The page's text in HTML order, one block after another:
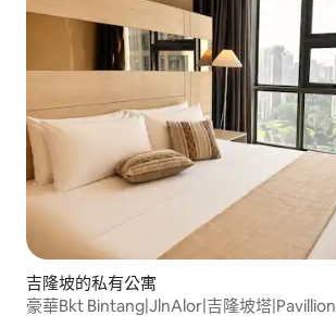
吉隆坡的私有公寓
豪華Bkt Bintang|JlnAlor|吉隆坡塔|Pavillion